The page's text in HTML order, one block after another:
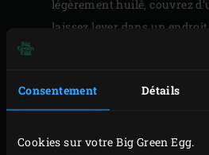
Consentement Détails
Cookies sur votre Big Green Egg.
légèrement huilé, couvrez
laissez lever dans un endroit
heures, jusqu’à ce qu’elle
divisez-la en portions selon
Laissez reposer les pâtons
étaler et de les garnir selon